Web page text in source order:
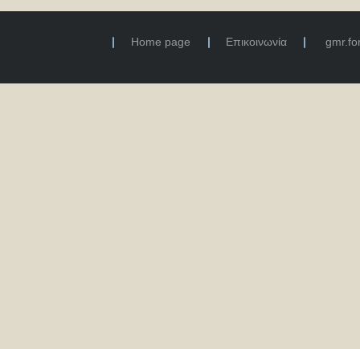
Home page Επικοινωνία